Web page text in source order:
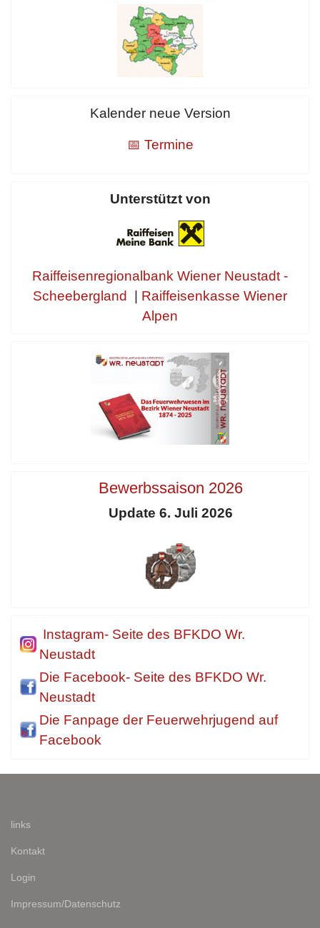
Kalender neue Version
📅 Termine
Unterstützt von
Raiffeisenregionalbank Wiener Neustadt -
Scheebergland | Raiffeisenkasse Wiener
Alpen
Bewerbssaison 2026
Update 6. Juli 2026
Instagram- Seite des BFKDO Wr.
Neustadt
Die Facebook- Seite des BFKDO Wr.
Neustadt
Die Fanpage der Feuerwehrjugend auf
Facebook
links
Kontakt
Login
Impressum/Datenschutz